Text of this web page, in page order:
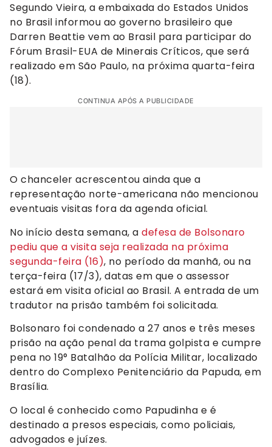
Segundo Vieira, a embaixada do Estados Unidos
no Brasil informou ao governo brasileiro que
Darren Beattie vem ao Brasil para participar do
Fórum Brasil-EUA de Minerais Críticos, que será
realizado em São Paulo, na próxima quarta-feira
(18).
CONTINUA APÓS A PUBLICIDADE
O chanceler acrescentou ainda que a
representação norte-americana não mencionou
eventuais visitas fora da agenda oficial.
No início desta semana, a defesa de Bolsonaro
pediu que a visita seja realizada na próxima
segunda-feira (16), no período da manhã, ou na
terça-feira (17/3), datas em que o assessor
estará em visita oficial ao Brasil. A entrada de um
tradutor na prisão também foi solicitada.
Bolsonaro foi condenado a 27 anos e três meses
prisão na ação penal da trama golpista e cumpre
pena no 19° Batalhão da Polícia Militar, localizado
dentro do Complexo Penitenciário da Papuda, em
Brasília.
O local é conhecido como Papudinha e é
destinado a presos especiais, como policiais,
advogados e juízes.